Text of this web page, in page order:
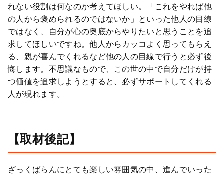
れない役割は何なのか考えてほしい。「これをやれば他
の人から褒められるのではないか」といった他人の目線
ではなく、自分が心の奥底からやりたいと思うことを追
求してほしいですね。他人からカッコよく思ってもらえ
る、親が喜んでくれるなど他の人の目線で行うと必ず後
悔します。不思議なもので、この世の中で自分だけが持
つ価値を追求しようとすると、必ずサポートしてくれる
人が現れます。
【取材後記】
ざっくばらんにとても楽しい雰囲気の中、進んでいった